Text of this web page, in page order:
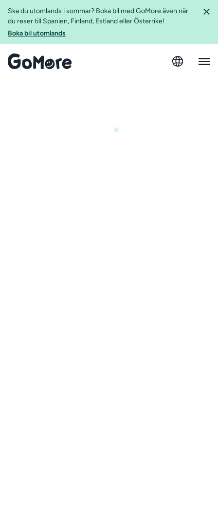
Ska du utomlands i sommar? Boka bil med GoMore även när
du reser till Spanien, Finland, Estland eller Österrike!
Boka bil utomlands